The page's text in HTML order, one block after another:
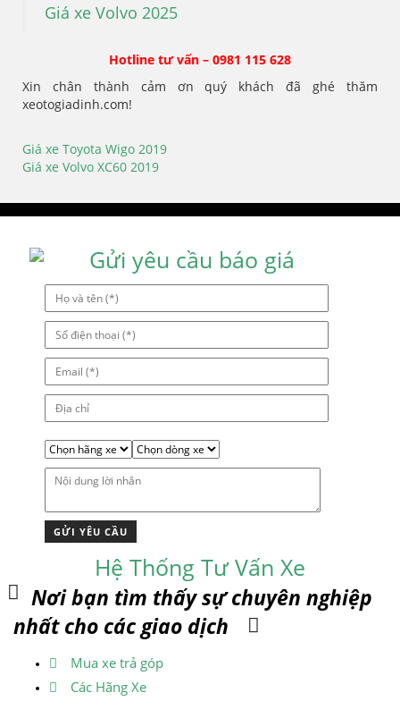
Giá xe Volvo 2025
Hotline tư vấn – 0981 115 628
Xin chân thành cảm ơn quý khách đã ghé thăm
xeotogiadinh.com!
Điều
hướng
viết
Giá xe Toyota Wigo 2019
Giá xe Volvo XC60 2019
Gửi yêu cầu báo giá
Hệ Thống Tư Vấn Xe
Nơi bạn tìm thấy sự chuyên nghiệp
nhất cho các giao dịch
Mua xe trả góp
Các Hãng Xe